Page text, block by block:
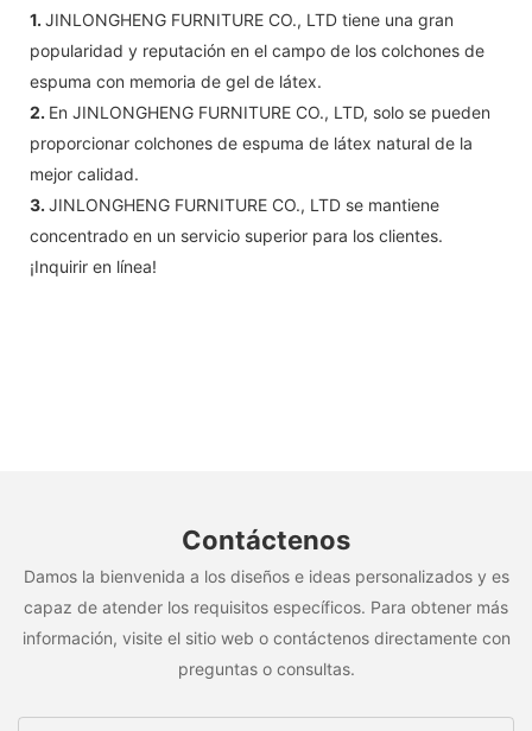
1. JINLONGHENG FURNITURE CO., LTD tiene una gran
popularidad y reputación en el campo de los colchones de
espuma con memoria de gel de látex.
2. En JINLONGHENG FURNITURE CO., LTD, solo se pueden
proporcionar colchones de espuma de látex natural de la
mejor calidad.
3. JINLONGHENG FURNITURE CO., LTD se mantiene
concentrado en un servicio superior para los clientes.
¡Inquirir en línea!
Contáctenos
Damos la bienvenida a los diseños e ideas personalizados y es
capaz de atender los requisitos específicos. Para obtener más
información, visite el sitio web o contáctenos directamente con
preguntas o consultas.